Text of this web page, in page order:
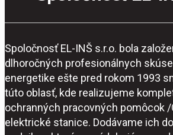
Spoločnosť EL-INŠ s.r.o. bola
dlhoročných profesionálnych
energetike ešte pred rokom 1993
túto oblasť, kde realizujeme
ochranných pracovných pomôcok /
elektrické stanice. Dodávame ich